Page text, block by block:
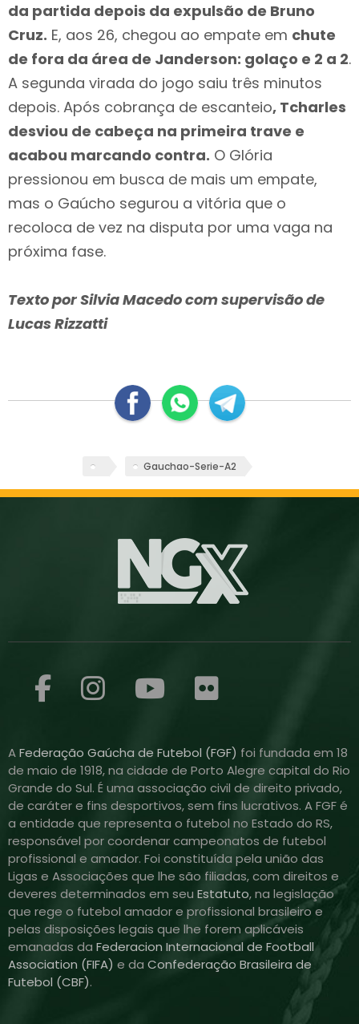
da partida depois da expulsão de Bruno
Cruz. E, aos 26, chegou ao empate em chute
de fora da área de Janderson: golaço e 2 a 2.
A segunda virada do jogo saiu três minutos
depois. Após cobrança de escanteio, Tcharles
desviou de cabeça na primeira trave e
acabou marcando contra. O Glória
pressionou em busca de mais um empate,
mas o Gaúcho segurou a vitória que o
recoloca de vez na disputa por uma vaga na
próxima fase.
Texto por Silvia Macedo com supervisão de
Lucas Rizzatti
Gauchao-Serie-A2
AFederação Gaúcha de Futebol (FGF) foi fundada em 18
de maio de 1918, na cidade de Porto Alegre capital do Rio
Grande do Sul. É uma associação civil de direito privado,
de caráter e fins desportivos, sem fins lucrativos. A FGF é
a entidade que representa o futebol no Estado do RS,
responsável por coordenar campeonatos de futebol
profissional e amador. Foi constituída pela união das
Ligas e Associações que lhe são filiadas, com direitos e
deveres determinados em seu Estatuto, na legislação
que rege o futebol amador e profissional brasileiro e
pelas disposições legais que lhe forem aplicáveis
emanadas da Federacion Internacional de Football
Association (FIFA) e da Confederação Brasileira de
Futebol (CBF).